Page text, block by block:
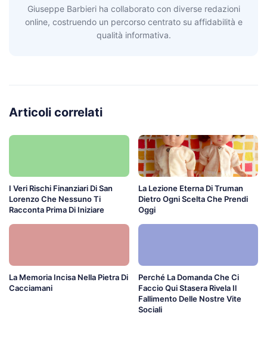
Giuseppe Barbieri ha collaborato con diverse redazioni
online, costruendo un percorso centrato su affidabilità e
qualità informativa.
Articoli correlati
I Veri Rischi Finanziari Di San
Lorenzo Che Nessuno Ti
Racconta Prima Di Iniziare
La Lezione Eterna Di Truman
Dietro Ogni Scelta Che Prendi
Oggi
La Memoria Incisa Nella Pietra Di
Cacciamani
Perché La Domanda Che Ci
Faccio Qui Stasera Rivela Il
Fallimento Delle Nostre Vite
Sociali